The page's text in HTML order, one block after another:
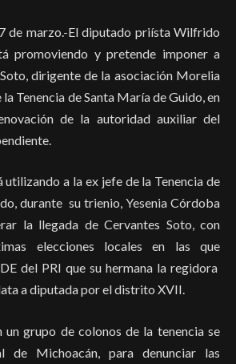
de marzo.-El diputado priísta Wilfrido
promoviendo y pretende imponer a
dirigente de la asociación Morelia
Tenencia de Santa María de Guido, en
de la autoridad auxiliar del
utilizando a la ex jefe de la Tenencia de
durante su trienio, Yesenia Córdoba
la llegada de Cervantes Soto, con
elecciones locales en las que
del PRI que su hermana la regidora
a diputada por el distrito XVII.
un grupo de colonos de la tenencia se
de Michoacán, para denunciar las